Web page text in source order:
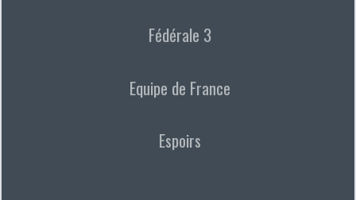
Fédérale 3
Equipe de France
Espoirs